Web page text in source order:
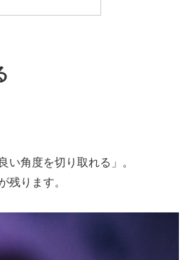
角度を切り取れる」。
ります。